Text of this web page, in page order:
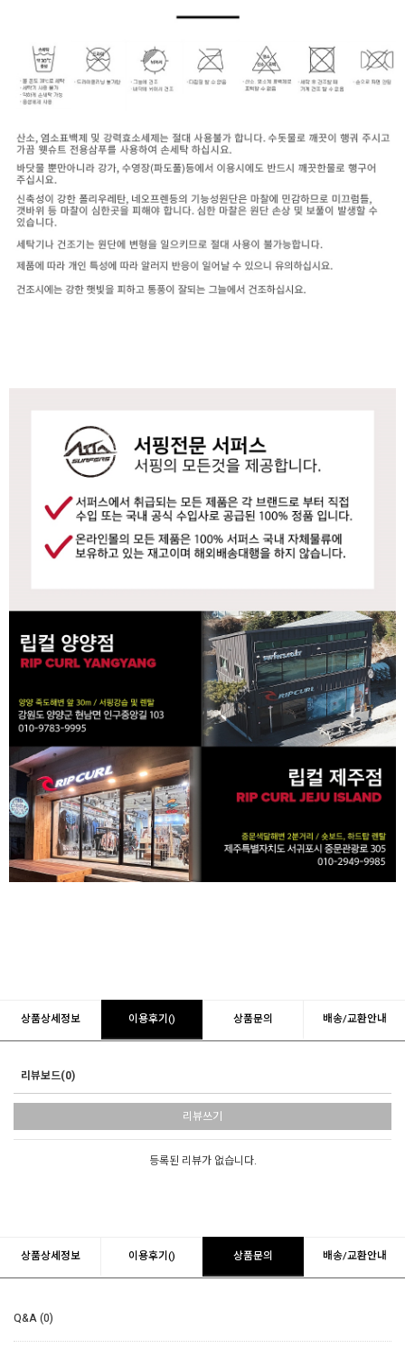
상품상세정보 이용후기() 상품문의 배송/교환안내
리뷰보드(0)
리뷰쓰기
등록된 리뷰가 없습니다.
상품상세정보 이용후기() 상품문의 배송/교환안내
Q&A (0)